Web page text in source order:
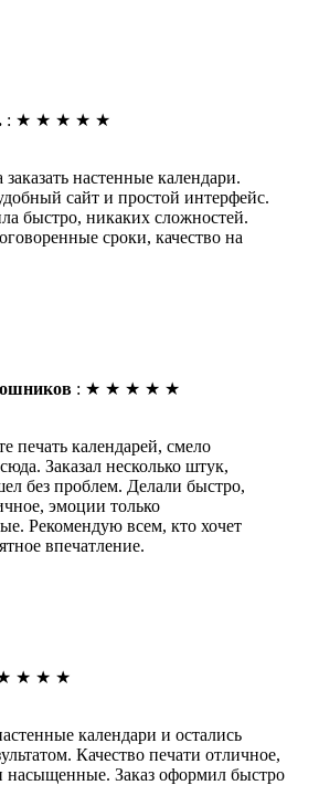
: ★ ★ ★ ★ ★
заказать настенные календари.
сайт и простой интерфейс.
быстро, никаких сложностей.
сроки, качество на
: ★ ★ ★ ★ ★
печать календарей, смело
Заказал несколько штук,
без проблем. Делали быстро,
эмоции только
Рекомендую всем, кто хочет
впечатление.
★ ★ ★
календари и остались
Качество печати отличное,
насыщенные. Заказ оформил быстро